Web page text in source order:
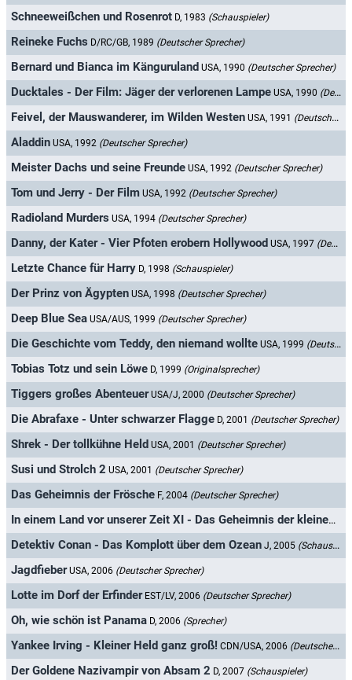
Schneeweißchen und Rosenrot D, 1983 (Schauspieler)
Reineke Fuchs D/RC/GB, 1989 (Deutscher Sprecher)
Bernard und Bianca im Känguruland USA, 1990 (Deutscher Sprecher)
Ducktales - Der Film: Jäger der verlorenen Lampe USA, 1990 (Deutscher Sprecher)
Feivel, der Mauswanderer, im Wilden Westen USA, 1991 (Deutscher Sprecher)
Aladdin USA, 1992 (Deutscher Sprecher)
Meister Dachs und seine Freunde USA, 1992 (Deutscher Sprecher)
Tom und Jerry - Der Film USA, 1992 (Deutscher Sprecher)
Radioland Murders USA, 1994 (Deutscher Sprecher)
Danny, der Kater - Vier Pfoten erobern Hollywood USA, 1997 (Deutscher Sprecher)
Letzte Chance für Harry D, 1998 (Schauspieler)
Der Prinz von Ägypten USA, 1998 (Deutscher Sprecher)
Deep Blue Sea USA/AUS, 1999 (Deutscher Sprecher)
Die Geschichte vom Teddy, den niemand wollte USA, 1999 (Deutscher Sprecher)
Tobias Totz und sein Löwe D, 1999 (Originalsprecher)
Tiggers großes Abenteuer USA/J, 2000 (Deutscher Sprecher)
Die Abrafaxe - Unter schwarzer Flagge D, 2001 (Deutscher Sprecher)
Shrek - Der tollkühne Held USA, 2001 (Deutscher Sprecher)
Susi und Strolch 2 USA, 2001 (Deutscher Sprecher)
Das Geheimnis der Frösche F, 2004 (Deutscher Sprecher)
In einem Land vor unserer Zeit XI - Das Geheimnis der kleinen Saurier
Detektiv Conan - Das Komplott über dem Ozean J, 2005 (Schauspieler)
Jagdfieber USA, 2006 (Deutscher Sprecher)
Lotte im Dorf der Erfinder EST/LV, 2006 (Deutscher Sprecher)
Oh, wie schön ist Panama D, 2006 (Sprecher)
Yankee Irving - Kleiner Held ganz groß! CDN/USA, 2006 (Deutscher Sprecher)
Der Goldene Nazivampir von Absam 2 D, 2007 (Schauspieler)